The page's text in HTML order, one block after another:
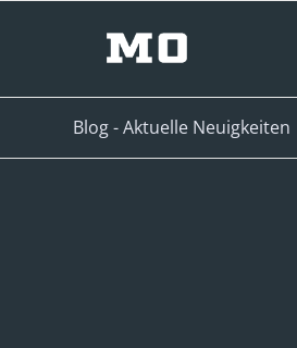
Blog - Aktuelle Neuigkeiten